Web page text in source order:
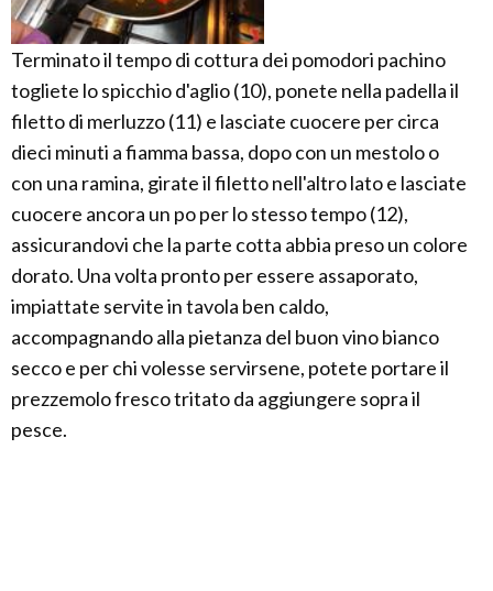
Terminato il tempo di cottura dei pomodori pachino
togliete lo spicchio d'aglio (10), ponete nella padella il
filetto di merluzzo (11) e lasciate cuocere per circa
dieci minuti a fiamma bassa, dopo con un mestolo o
con una ramina, girate il filetto nell'altro lato e lasciate
cuocere ancora un po per lo stesso tempo (12),
assicurandovi che la parte cotta abbia preso un colore
dorato. Una volta pronto per essere assaporato,
impiattate servite in tavola ben caldo,
accompagnando alla pietanza del buon vino bianco
secco e per chi volesse servirsene, potete portare il
prezzemolo fresco tritato da aggiungere sopra il
pesce.